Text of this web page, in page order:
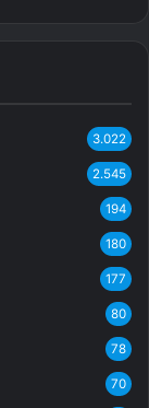
3.022
2.545
194
180
177
80
78
70